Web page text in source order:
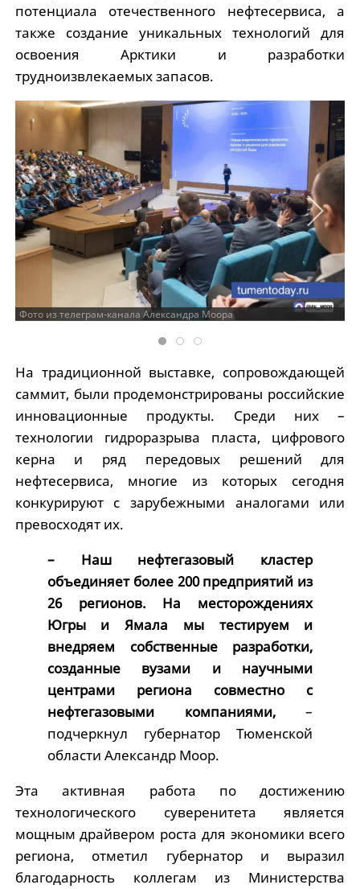
потенциала отечественного нефтесервиса, а
также создание уникальных технологий для
освоения Арктики и разработки
трудноизвлекаемых запасов.
Фото из телеграм-канала Александра Моора
На традиционной выставке, сопровождающей
саммит, были продемонстрированы российские
инновационные продукты. Среди них –
технологии гидроразрыва пласта, цифрового
керна и ряд передовых решений для
нефтесервиса, многие из которых сегодня
конкурируют с зарубежными аналогами или
превосходят их.
– Наш нефтегазовый кластер
объединяет более 200 предприятий из
26 регионов. На месторождениях
Югры и Ямала мы тестируем и
внедряем собственные разработки,
созданные вузами и научными
центрами региона совместно с
нефтегазовыми компаниями,–
подчеркнул губернатор Тюменской
области Александр Моор.
Эта активная работа по достижению
технологического суверенитета является
мощным драйвером роста для экономики всего
региона, отметил губернатор и выразил
благодарность коллегам из Министерства